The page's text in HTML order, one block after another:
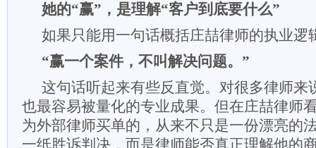
她的“赢”，是理解“客户到底要什么”
如果只能用一句话概括庄喆律师的执业逻
“赢一个案件，不叫解决问题。”
这句话听起来有些反直觉。对很多律师来
也最容易被量化的专业成果。但在庄喆律师
为外部律师买单的，从来不只是一份漂亮的
一纸胜诉判决，而是律师能否真正理解他的